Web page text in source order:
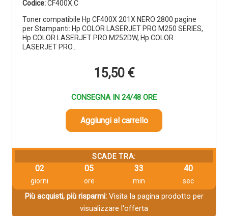
Codice:CF400X.C
Toner compatibile Hp CF400X 201X NERO 2800 pagine
per Stampanti: Hp COLOR LASERJET PRO M250 SERIES,
Hp COLOR LASERJET PRO M252DW, Hp COLOR
LASERJET PRO…
15,50 €
CONSEGNA IN 24/48 ORE
Aggiungi al carrello
SCADE TRA:
02
giorni
05
ore
33
min
39
sec
Più acquisti, più risparmi:Visita la pagina prodotto per
visualizzare l'offerta